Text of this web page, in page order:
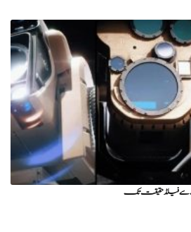
سے فیلڈ حقیقت تک